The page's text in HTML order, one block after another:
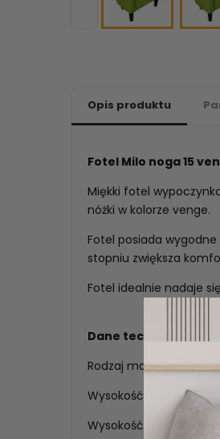
Opis produktu
Fotel Milo noga 15
Miękki fotel
nóżki w kolorze venge.
Fotel posiada
stopniu zwiększa
Fotel idealnie nadaje
Dane techniczne:
Rodzaj materiału: Eco
Wysokość: 69 cm,
Wysokość do siedziska: